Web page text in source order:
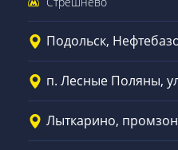
Подольск,
п. Лесные Поляны,
Лыткарино,